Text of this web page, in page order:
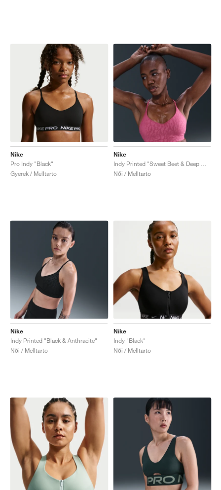
Nike
Pro Indy "Black"
Gyerek / Melltarto
Nike
Női / Melltarto
Nike
Indy Printed "Black & Anthracite"
Női / Melltarto
Nike
Indy "Black"
Női / Melltarto